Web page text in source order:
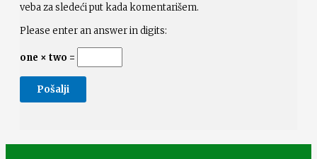
veba za sledeći put kada komentarišem.
Please enter an answer in digits:
one × two =